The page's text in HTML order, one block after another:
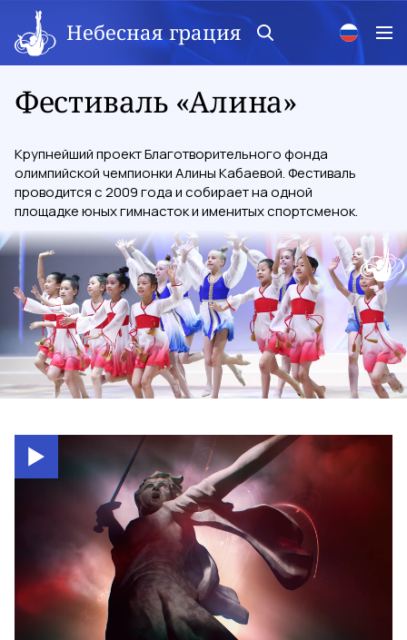
Небесная грация
Фестиваль «Алина»
Крупнейший проект Благотворительного фонда
олимпийской чемпионки Алины Кабаевой. Фестиваль
проводится с 2009 года и собирает на одной
площадке юных гимнасток и именитых спортсменок.